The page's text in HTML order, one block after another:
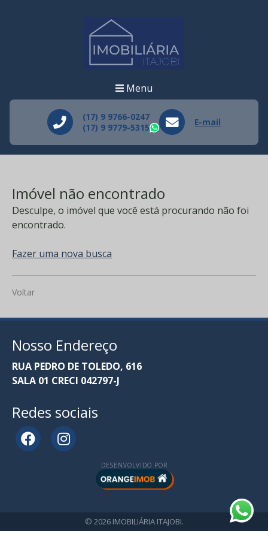
Menu
(17) 9 9766-0247
(17) 9 9779-5315
WhatsApp
E-mail
Imóvel não encontrado
Desculpe, o imóvel que você está procurando não foi
encontrado.
Fazer uma nova busca
Voltar
Nosso Endereço
RUA PEDRO DE TOLEDO, 616
SALA 01 CRECI 042797-J
Redes sociais
DESENVOLVIDO POR
© 2026 IMOBILIÁRIA ITAJOBI.